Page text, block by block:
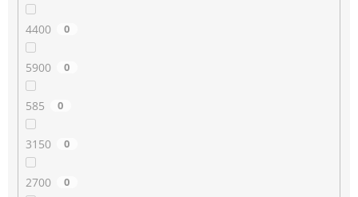
4400 0
5900 0
585 0
3150 0
2700 0